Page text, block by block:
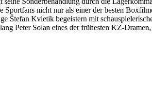
nicht nur als einer der besten
Štefan Kvietik begeistern mit
Peter Solan eines der frühesten KZ-